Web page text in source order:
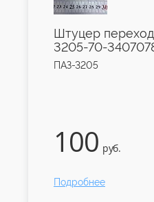
Штуцер
3205-70-
ПАЗ-3205
100 руб.
Подробнее